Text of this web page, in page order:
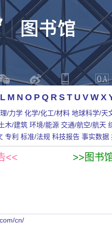
L M N O P Q R S T U V W X
/力学 化学/化工/材料 地球科学/天
木/建筑 环境/能源 交通/航空/航天
专利 标准/法规 科技报告 事实数据
<< >>图书
cn/